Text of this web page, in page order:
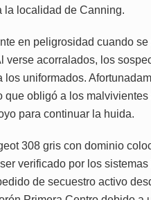
la localidad de Canning.
en peligrosidad cuando
verse acorralados, los
uniformados.
que obligó a los
para continuar la huida.
308 gris con dominio
verificado por los
de secuestro activo